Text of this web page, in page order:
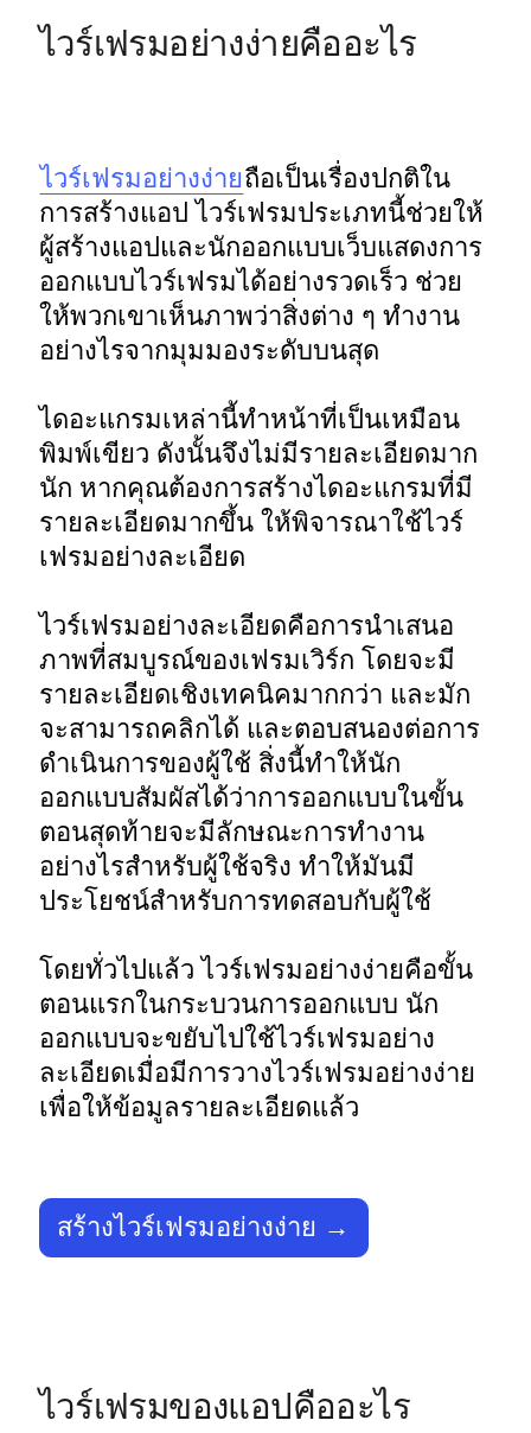
ไวร์เฟรมอย่างง่ายคืออะไร
ไวร์เฟรมอย่างง่ายถือเป็นเรื่องปกติใน
การสร้างแอป ไวร์เฟรมประเภทนี้ช่วยให้
ผู้สร้างแอปและนักออกแบบเว็บแสดงการ
ออกแบบไวร์เฟรมได้อย่างรวดเร็ว ช่วย
ให้พวกเขาเห็นภาพว่าสิ่งต่าง ๆ ทำงาน
อย่างไรจากมุมมองระดับบนสุด
ไดอะแกรมเหล่านี้ทำหน้าที่เป็นเหมือน
พิมพ์เขียว ดังนั้นจึงไม่มีรายละเอียดมาก
นัก หากคุณต้องการสร้างไดอะแกรมที่มี
รายละเอียดมากขึ้น ให้พิจารณาใช้ไวร์
เฟรมอย่างละเอียด
ไวร์เฟรมอย่างละเอียดคือการนำเสนอ
ภาพที่สมบูรณ์ของเฟรมเวิร์ก โดยจะมี
รายละเอียดเชิงเทคนิคมากกว่า และมัก
จะสามารถคลิกได้ และตอบสนองต่อการ
ดำเนินการของผู้ใช้ สิ่งนี้ทำให้นัก
ออกแบบสัมผัสได้ว่าการออกแบบในขั้น
ตอนสุดท้ายจะมีลักษณะการทำงาน
อย่างไรสำหรับผู้ใช้จริง ทำให้มันมี
ประโยชน์สำหรับการทดสอบกับผู้ใช้
โดยทั่วไปแล้ว ไวร์เฟรมอย่างง่ายคือขั้น
ตอนแรกในกระบวนการออกแบบ นัก
ออกแบบจะขยับไปใช้ไวร์เฟรมอย่าง
ละเอียดเมื่อมีการวางไวร์เฟรมอย่างง่าย
เพื่อให้ข้อมูลรายละเอียดแล้ว
สร้างไวร์เฟรมอย่างง่าย →
ไวร์เฟรมของแอปคืออะไร